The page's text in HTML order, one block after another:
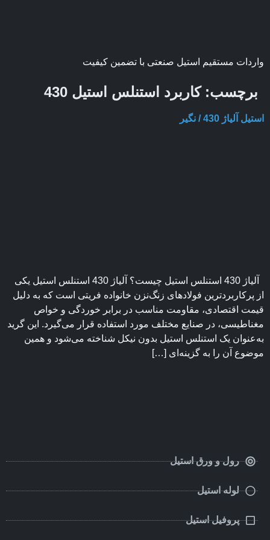
واردات مستقیم استیل صنعتی با تضمین کیفیت
برچسب:کاربرد استنلس استیل 430
استیل آلیاژ 430 / نگیر
آلیاژ 430 استنلس استیل چیست؟ آلیاژ 430 استنلس استیل یکی
از پرکاربردترین فولادهای زنگ‌نزن خانواده فریتی است که به دلیل
قیمت اقتصادی، مقاومت مناسب در برابر خوردگی و خواص
مغناطیسی، در صنایع مختلف مورد استفاده قرار می‌گیرد. این گرید
به‌عنوان یک استنلس استیل بدون نیکل شناخته می‌شود و همین
موضوع آن را به گزینه‌ای […]
رول و ورق استیل
لوله استیل
پروفیل استیل